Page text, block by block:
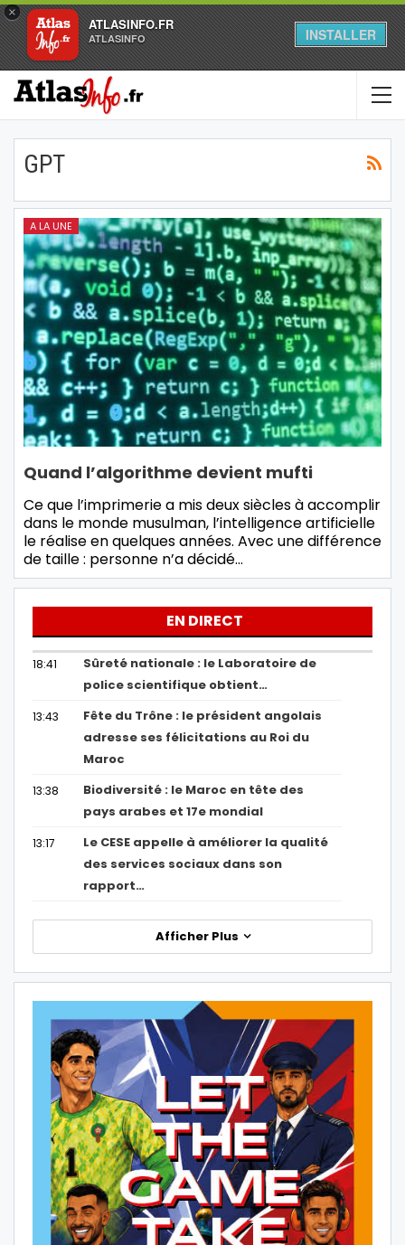
×
ATLASINFO.FR
ATLASINFO INSTALLER
GPT
A LA UNE
Quand l’algorithme devient mufti
Ce que l’imprimerie a mis deux siècles à accomplir
dans le monde musulman, l’intelligence artificielle
le réalise en quelques années. Avec une différence
de taille : personne n’a décidé…
EN DIRECT
18:41
Sûreté nationale : le Laboratoire de
police scientifique obtient…
13:43
Fête du Trône : le président angolais
adresse ses félicitations au Roi du
Maroc
13:38
Biodiversité : le Maroc en tête des
pays arabes et 17e mondial
13:17
Le CESE appelle à améliorer la qualité
des services sociaux dans son
rapport…
Afficher Plus